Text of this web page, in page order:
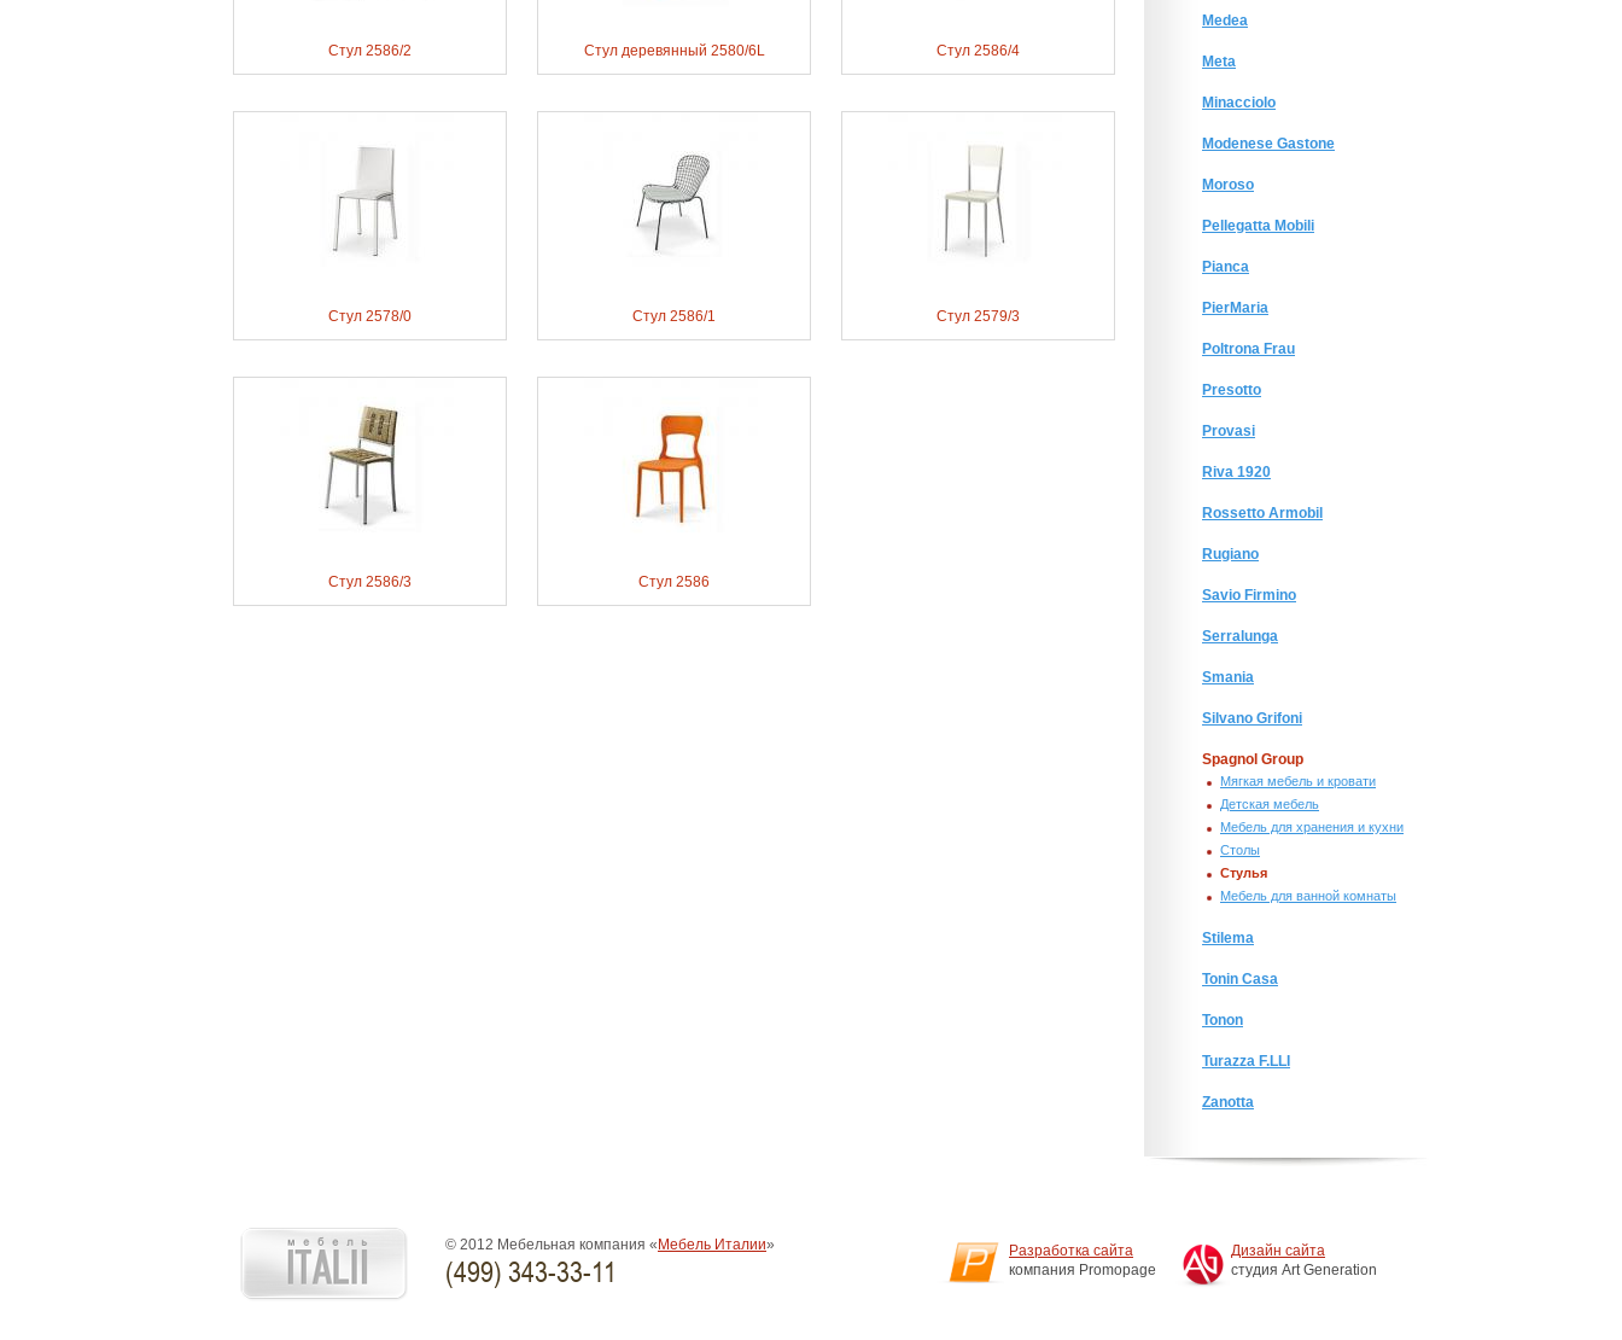
Стул 2586/2 Стул деревянный 2580/6L Стул 2586/4
Стул 2578/0 Стул 2586/1 Стул 2579/3
Стул 2586/3 Стул 2586
Medea
Meta
Minacciolo
Modenese Gastone
Moroso
Pellegatta Mobili
Pianca
PierMaria
Poltrona Frau
Presotto
Provasi
Riva 1920
Rossetto Armobil
Rugiano
Savio Firmino
Serralunga
Smania
Silvano Grifoni
Spagnol Group
Мягкая мебель и кровати
Детская мебель
Мебель для хранения и кухни
Столы
Стулья
Мебель для ванной комнаты
Stilema
Tonin Casa
Tonon
Turazza F.LLI
Zanotta
© 2012 Мебельная компания « Мебель Италии»
(499) 343-33-11
Дизайн сайта
студия Art Generation
Разработка сайта
компания Promopage